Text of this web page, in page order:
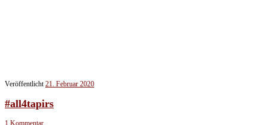
Veröffentlicht21. Februar 2020
#all4tapirs
1 Kommentar